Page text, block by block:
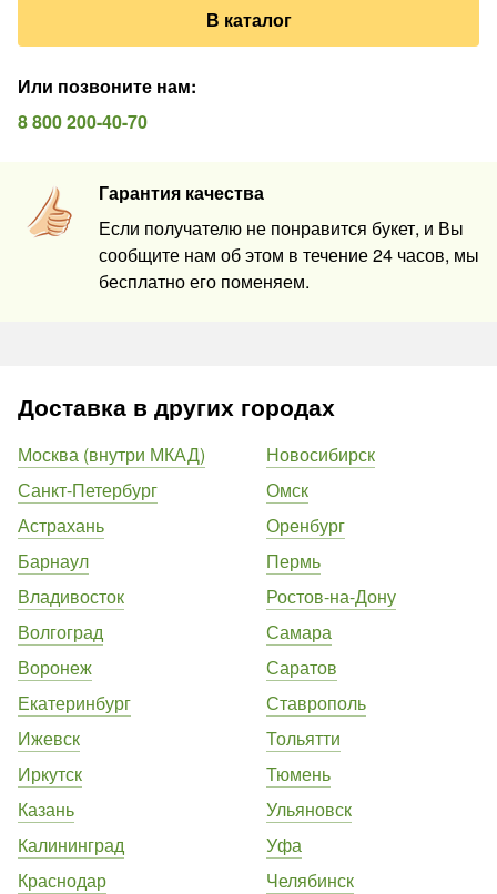
В каталог
Или позвоните нам:
8 800 200-40-70
Гарантия качества
Если получателю не понравится букет, и Вы
сообщите нам об этом в течение 24 часов, мы
бесплатно его поменяем.
Доставка в других городах
Москва (внутри МКАД)
Санкт-Петербург
Астрахань
Барнаул
Владивосток
Волгоград
Воронеж
Екатеринбург
Ижевск
Иркутск
Казань
Калининград
Краснодар
Новосибирск
Омск
Оренбург
Пермь
Ростов-на-Дону
Самара
Саратов
Ставрополь
Тольятти
Тюмень
Ульяновск
Уфа
Челябинск